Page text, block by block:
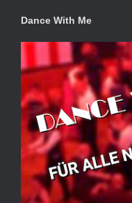
Dance With Me